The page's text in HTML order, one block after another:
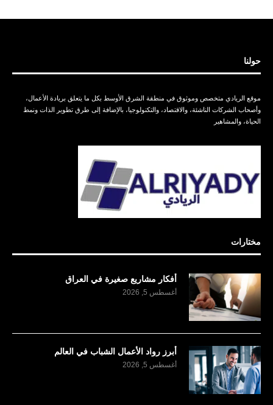
حولنا
موقع الريادي متخصص وموثوق في منطقة الشرق الأوسط بكل ما يتعلق بريادة الأعمال،
وأصحاب الشركات الناشئة، والاقتصاد، والتكنولوجيا، بالإضافة إلى طرق تطوير الذات ونمط
الحياة، والمشاهير
مختارات
أفكار مشاريع صغيرة في العراق
أغسطس 5, 2026
أبرز رواد الأعمال الشباب في العالم
أغسطس 5, 2026